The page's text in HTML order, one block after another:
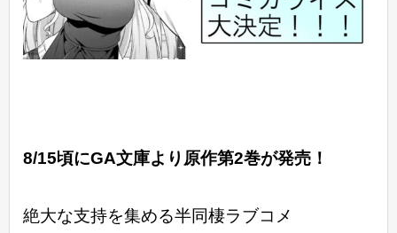
8/15頃にGA文庫より原作第2巻が発売！
絶大な支持を集める半同棲ラブコメ